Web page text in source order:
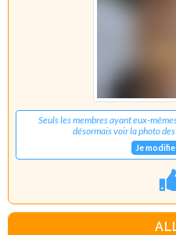
Seuls les membres ayant eux-
désormais voir la photo
Je